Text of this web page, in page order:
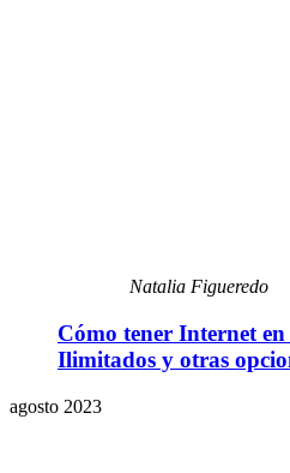
Natalia Figueredo
Cómo tener Internet
Ilimitados y otras
agosto 2023